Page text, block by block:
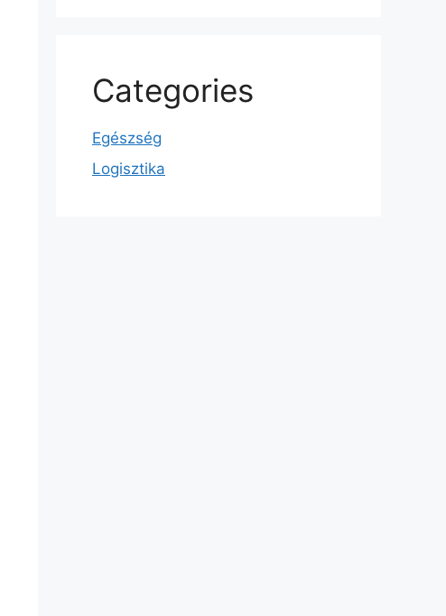
Categories
Egészség
Logisztika